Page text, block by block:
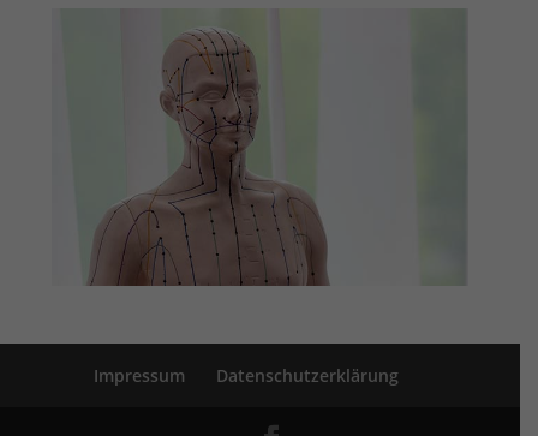
Impressum Datenschutzerklärung